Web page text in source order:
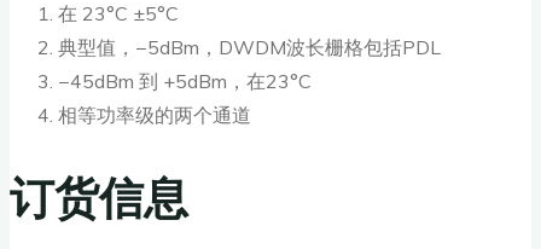
在 23°C ±5°C
典型值，−5dBm，DWDM波长栅格包括PDL
−45dBm 到 +5dBm，在23°C
相等功率级的两个通道
订货信息